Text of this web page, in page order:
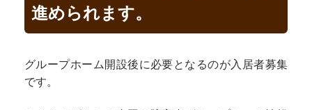
進められます。
グループホーム開設後に必要となるのが入居者募集
です。